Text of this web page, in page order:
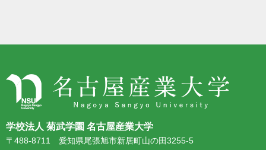
学校法人 菊武学園 名古屋産業大学
〒488-8711 愛知県尾張旭市新居町山の田3255-5